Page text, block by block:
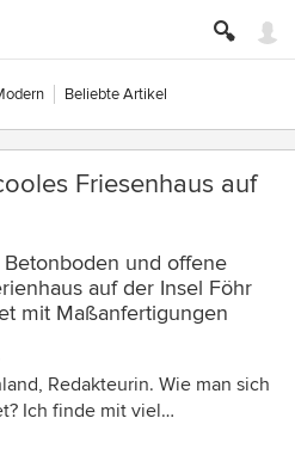
Beliebte Artikel
Friesenhaus auf
und offene
auf der Insel Föhr
mit Maßanfertigungen
Redakteurin. Wie man sich
Ich finde mit viel
eigenem Stil, der kann auch